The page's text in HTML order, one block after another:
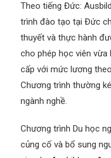
Theo tiếng Đức:
trình đào tạo tại Đức
thuyết và thực hành
cho phép học viên
cấp với mức lương
Chương trình thường
ngành nghề.
Chương trình Du học
củng cố và bổ sung